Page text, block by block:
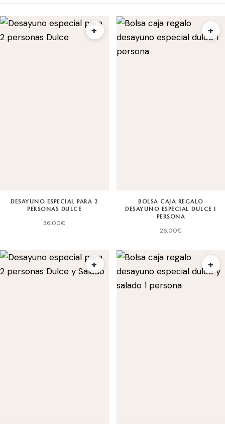
+
DESAYUNO ESPECIAL PARA 2
PERSONAS DULCE
36,00€
+
BOLSA CAJA REGALO
DESAYUNO ESPECIAL DULCE 1
PERSONA
26,00€
+ +